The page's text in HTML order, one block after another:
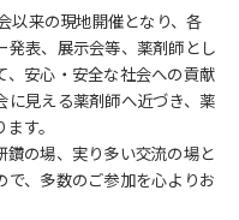
以来の現地開催となり、各
表、展示会等、薬剤師とし
、安心・安全な社会への貢献
に見える薬剤師へ近づき、薬
す。
の場、実り多い交流の場と
、多数のご参加を心よりお